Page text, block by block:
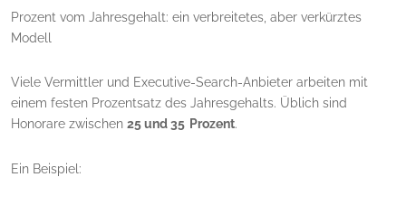
Prozent vom Jahresgehalt: ein verbreitetes, aber verkürztes
Modell
Viele Vermittler und Executive-Search-Anbieter arbeiten mit
einem festen Prozentsatz des Jahresgehalts. Üblich sind
Honorare zwischen 25 und 35 Prozent.
Ein Beispiel: